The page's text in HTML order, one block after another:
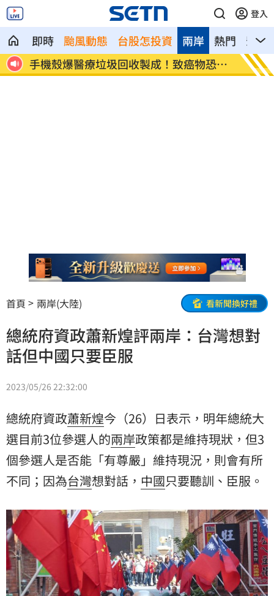
登入
即時 颱風動態 台股怎投資 熱門 影音
兩岸
情 手機殼爆醫療垃圾回收製成！致癌物恐超
標
姜厚
嗆
首頁 兩岸(大陸) 看新聞換好禮
總統府資政蕭新煌評兩岸：台灣想對
話但中國只要臣服
2023/05/26 22:32:00
總統府資政蕭新煌今（26）日表示，明年總統大
選目前3位參選人的兩岸政策都是維持現狀，但3
個參選人是否能「有尊嚴」維持現況，則會有所
不同；因為台灣想對話， 中國只要聽訓、臣服。